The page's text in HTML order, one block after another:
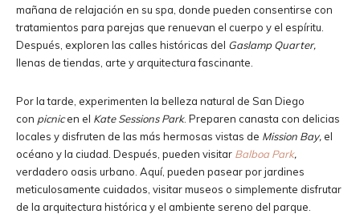
mañana de relajación en su spa, donde pueden consentirse con
tratamientos para parejas que renuevan el cuerpo y el espíritu.
Después, exploren las calles históricas del Gaslamp Quarter,
llenas de tiendas, arte y arquitectura fascinante.
Por la tarde, experimenten la belleza natural de San Diego
con picnicen el Kate Sessions Park. Preparen canasta con delicias
locales y disfruten de las más hermosas vistas de Mission Bay, el
océano y la ciudad. Después, pueden visitar Balboa Park,
verdadero oasis urbano. Aquí, pueden pasear por jardines
meticulosamente cuidados, visitar museos o simplemente disfrutar
de la arquitectura histórica y el ambiente sereno del parque.